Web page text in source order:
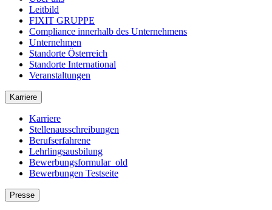
Leitbild
FIXIT GRUPPE
Compliance innerhalb des Unternehmens
Unternehmen
Standorte Österreich
Standorte International
Veranstaltungen
Karriere
Karriere
Stellenausschreibungen
Berufserfahrene
Lehrlingsausbilung
Bewerbungsformular_old
Bewerbungen Testseite
Presse